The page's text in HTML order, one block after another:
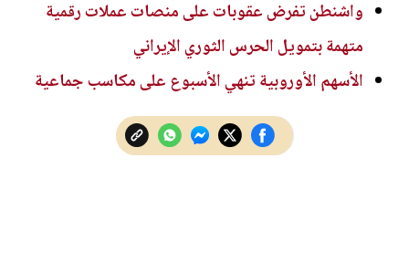
واشنطن تفرض عقوبات على منصات عملات رقمية
متهمة بتمويل الحرس الثوري الإيراني
الأسهم الأوروبية تنهي الأسبوع على مكاسب جماعية